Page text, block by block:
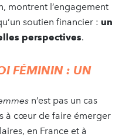
montrent l’engagement
soutien financier : un
perspectives.
FÉMININ : UN
n’est pas un cas
à cœur de faire émerger
en France et à